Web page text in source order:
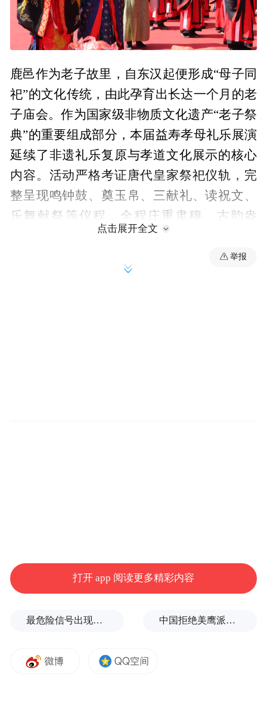
鹿邑作为老子故里，自东汉起便形成“母子同
祀”的文化传统，由此孕育出长达一个月的老
子庙会。作为国家级非物质文化遗产“老子祭
典”的重要组成部分，本届益寿孝母礼乐展演
延续了非遗礼乐复原与孝道文化展示的核心
内容。活动严格考证唐代皇家祭祀仪轨，完
整呈现鸣钟鼓、奠玉帛、三献礼、读祝文、
乐舞献祭等仪程，全程庄重肃穆、古韵盎
然，生动再现了千年祭典的盛景。
活动现场，嘉宾与民众齐聚圣母殿前，以古
礼致敬先贤、感念母恩。开场共诵《道德
经》，以哲思溯源母爱；乐舞献祭翩跹，以
声祝福，向天下母亲致以敬意与安康祝愿，
点击展开全文
举报
打开 app 阅读更多精彩内容
最危险信号出现！全球能源大动脉岌岌可危 中国拒绝美鹰派副防长访华？弦外之音被热议